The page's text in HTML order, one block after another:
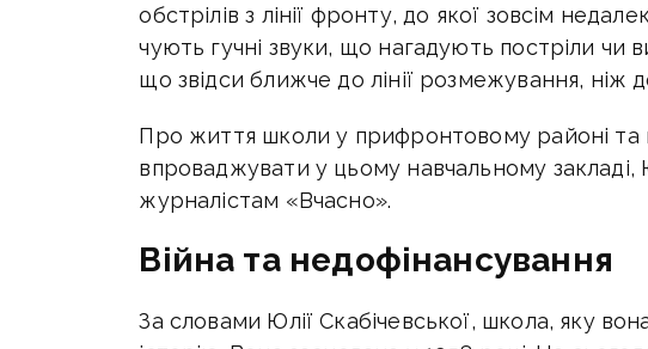
обстрілів з лінії фронту, до якої зовсім
чують гучні звуки, що нагадують постріли чи
що звідси ближче до лінії розмежування, ніж
Про життя школи у прифронтовому районі та
впроваджувати у цьому навчальному закладі,
журналістам «Вчасно».
Війна та недофінансування
За словами Юлії Скабічевської, школа, яку